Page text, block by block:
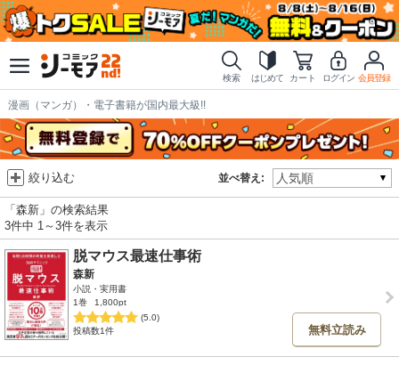
検索 はじめて カート ログイン 会員登録
漫画（マンガ）・電子書籍が国内最大級!!
並べ替え:
絞り込む
「森新」の検索結果
3件中 1～3件を表示
脱マウス最速仕事術
森新
小説・実用書
1巻
1,800pt
(5.0)
投稿数1件
無料立読み